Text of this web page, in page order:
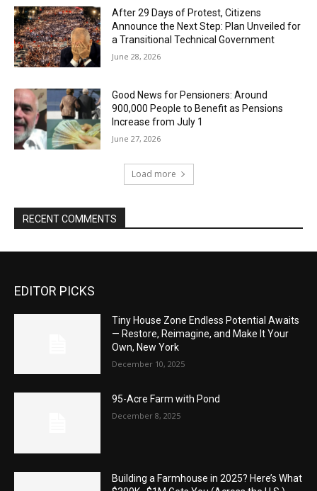
After 29 Days of Protest, Citizens
Announce the Next Step: Plan Unveiled for
a Transitional Technical Government
June 28, 2026
Good News for Pensioners: Around
900,000 People to Benefit as Pensions
Increase from July 1
June 27, 2026
Load more
RECENT COMMENTS
EDITOR PICKS
Tiny House Zone Endless Potential Awaits
— Restore, Reimagine, and Make It Your
Own, New York
December 10, 2025
95-Acre Farm with Pond
December 8, 2025
Building a Farmhouse in 2025? Here’s What